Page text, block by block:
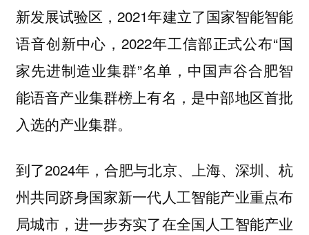
新发展试验区，2021年建立了国家智能智能
语音创新中心，2022年工信部正式公布“国
家先进制造业集群”名单，中国声谷合肥智
能语音产业集群榜上有名，是中部地区首批
入选的产业集群。
到了2024年，合肥与北京、上海、深圳、杭
州共同跻身国家新一代人工智能产业重点布
局城市，进一步夯实了在全国人工智能产业